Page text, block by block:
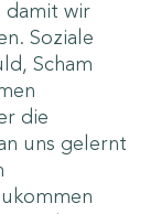
damit wir
Soziale
Scham
die
uns gelernt